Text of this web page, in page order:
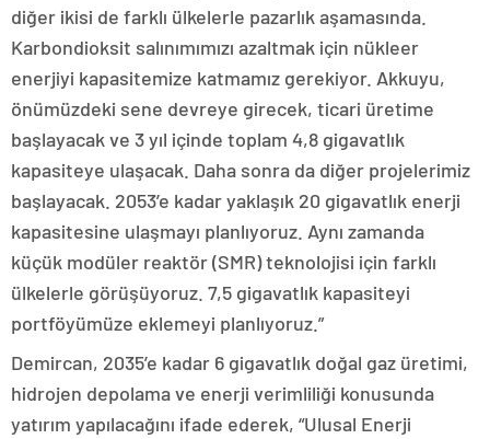
diğer ikisi de farklı ülkelerle pazarlık aşamasında.
Karbondioksit salınımımızı azaltmak için nükleer
enerjiyi kapasitemize katmamız gerekiyor. Akkuyu,
önümüzdeki sene devreye girecek, ticari üretime
başlayacak ve 3 yıl içinde toplam 4,8 gigavatlık
kapasiteye ulaşacak. Daha sonra da diğer projelerimiz
başlayacak. 2053’e kadar yaklaşık 20 gigavatlık enerji
kapasitesine ulaşmayı planlıyoruz. Aynı zamanda
küçük modüler reaktör (SMR) teknolojisi için farklı
ülkelerle görüşüyoruz. 7,5 gigavatlık kapasiteyi
portföyümüze eklemeyi planlıyoruz.”
Demircan, 2035’e kadar 6 gigavatlık doğal gaz üretimi,
hidrojen depolama ve enerji verimliliği konusunda
yatırım yapılacağını ifade ederek, “Ulusal Enerji